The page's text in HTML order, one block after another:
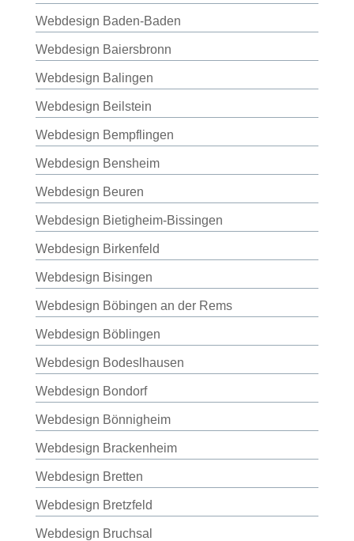
Webdesign Baden-Baden
Webdesign Baiersbronn
Webdesign Balingen
Webdesign Beilstein
Webdesign Bempflingen
Webdesign Bensheim
Webdesign Beuren
Webdesign Bietigheim-Bissingen
Webdesign Birkenfeld
Webdesign Bisingen
Webdesign Böbingen an der Rems
Webdesign Böblingen
Webdesign Bodeslhausen
Webdesign Bondorf
Webdesign Bönnigheim
Webdesign Brackenheim
Webdesign Bretten
Webdesign Bretzfeld
Webdesign Bruchsal